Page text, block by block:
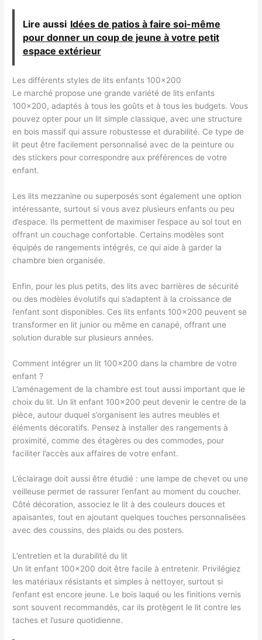
Lire aussi Idées de patios à faire soi-même
pour donner un coup de jeune à votre petit
espace extérieur
Les différents styles de lits enfants 100×200
Le marché propose une grande variété de lits enfants
100×200, adaptés à tous les goûts et à tous les budgets. Vous
pouvez opter pour un lit simple classique, avec une structure
en bois massif qui assure robustesse et durabilité. Ce type de
lit peut être facilement personnalisé avec de la peinture ou
des stickers pour correspondre aux préférences de votre
enfant.
Les lits mezzanine ou superposés sont également une option
intéressante, surtout si vous avez plusieurs enfants ou peu
d’espace. Ils permettent de maximiser l’espace au sol tout en
offrant un couchage confortable. Certains modèles sont
équipés de rangements intégrés, ce qui aide à garder la
chambre bien organisée.
Enfin, pour les plus petits, des lits avec barrières de sécurité
ou des modèles évolutifs qui s’adaptent à la croissance de
l’enfant sont disponibles. Ces lits enfants 100×200 peuvent se
transformer en lit junior ou même en canapé, offrant une
solution durable sur plusieurs années.
Comment intégrer un lit 100×200 dans la chambre de votre
enfant ?
L’aménagement de la chambre est tout aussi important que le
choix du lit. Un lit enfant 100×200 peut devenir le centre de la
pièce, autour duquel s’organisent les autres meubles et
éléments décoratifs. Pensez à installer des rangements à
proximité, comme des étagères ou des commodes, pour
faciliter l’accès aux affaires de votre enfant.
L’éclairage doit aussi être étudié : une lampe de chevet ou une
veilleuse permet de rassurer l’enfant au moment du coucher.
Côté décoration, associez le lit à des couleurs douces et
apaisantes, tout en ajoutant quelques touches personnalisées
avec des coussins, des plaids ou des posters.
L’entretien et la durabilité du lit
Un lit enfant 100×200 doit être facile à entretenir. Privilégiez
les matériaux résistants et simples à nettoyer, surtout si
l’enfant est encore jeune. Le bois laqué ou les finitions vernis
sont souvent recommandés, car ils protègent le lit contre les
taches et l’usure quotidienne.